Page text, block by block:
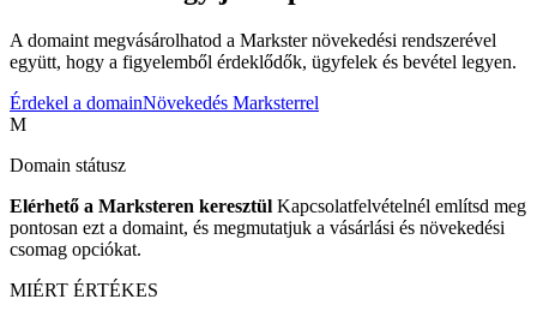
A domaint megvásárolhatod a Markster növekedési rendszerével
együtt, hogy a figyelemből érdeklődők, ügyfelek és bevétel legyen.
Érdekel a domainNövekedés Marksterrel
M
Domain státusz
Elérhető a Marksteren keresztül Kapcsolatfelvételnél említsd meg
pontosan ezt a domaint, és megmutatjuk a vásárlási és növekedési
csomag opciókat.
MIÉRT ÉRTÉKES